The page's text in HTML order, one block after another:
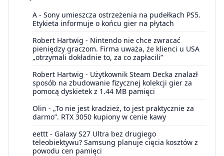
A - Sony umieszcza ostrzeżenia na pudełkach PS5.
Etykieta informuje o końcu gier na płytach
Robert Hartwig - Nintendo nie chce zwracać
pieniędzy graczom. Firma uważa, że klienci u USA
„otrzymali dokładnie to, za co zapłacili”
Robert Hartwig - Użytkownik Steam Decka znalazł
sposób na zbudowanie fizycznej kolekcji gier za
pomocą dyskietek z 1.44 MB pamięci
Olin - „To nie jest kradzież, to jest praktycznie za
darmo”. RTX 3050 kupiony w cenie kawy
eettt - Galaxy S27 Ultra bez drugiego
teleobiektywu? Samsung planuje cięcia kosztów z
powodu cen pamięci